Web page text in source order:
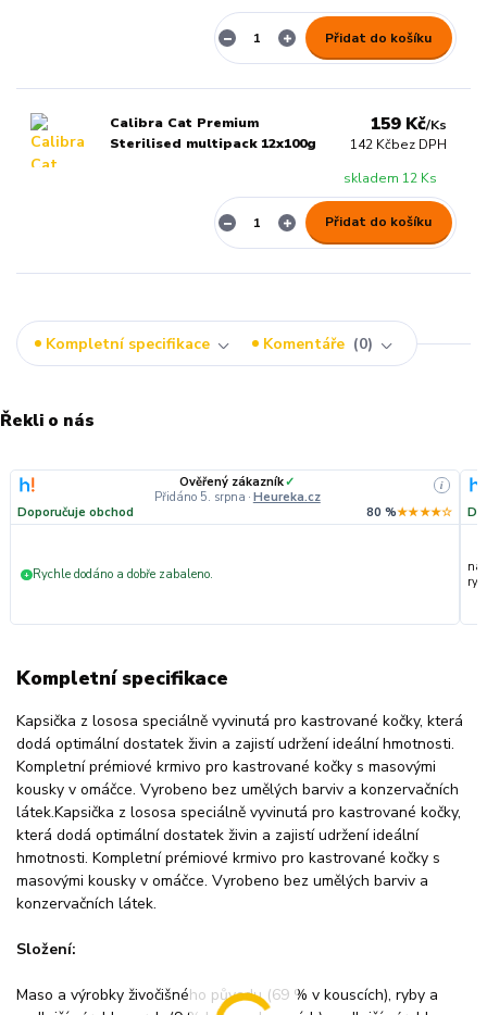
Přidat do košíku
Calibra Cat Premium
Sterilised multipack 12x100g
159 Kč/Ks
142 Kčbez DPH
skladem 12 Ks
Přidat do košíku
Kompletní specifikace Komentáře 0
Řekli o nás
Ověřený zákazník✓
Přidáno 5. srpna · Heureka.cz
i
Doporučuje obchod 80 %★★★★☆
+ Rychle dodáno a dobře zabaleno.
Kompletní specifikace
Kapsička z lososa speciálně vyvinutá pro kastrované kočky, která
dodá optimální dostatek živin a zajistí udržení ideální hmotnosti.
Kompletní prémiové krmivo pro kastrované kočky s masovými
kousky v omáčce. Vyrobeno bez umělých barviv a konzervačních
látek.Kapsička z lososa speciálně vyvinutá pro kastrované kočky,
která dodá optimální dostatek živin a zajistí udržení ideální
hmotnosti. Kompletní prémiové krmivo pro kastrované kočky s
masovými kousky v omáčce. Vyrobeno bez umělých barviv a
konzervačních látek.
Složení:
Maso a výrobky živočišného původu (69 % v kouscích), ryby a